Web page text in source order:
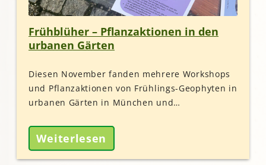
Frühblüher – Pflanzaktionen in den
urbanen Gärten
Diesen November fanden mehrere Workshops
und Pflanzaktionen von Frühlings-Geophyten in
urbanen Gärten in München und…
Weiterlesen